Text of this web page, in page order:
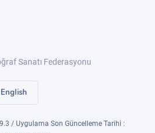
Sanatı Federasyonu
English
/ Uygulama Son Güncelleme Tarihi :